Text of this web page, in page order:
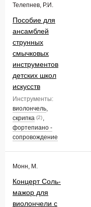
Телепнев, Р.И.
Пособие для
ансамблей
струнных
смычковых
инструментов
детских школ
искусств
Инструменты:
виолончель,
скрипка (2),
фортепиано -
сопровождение
Монн, М.
Концерт Соль-
мажор для
виолончели с